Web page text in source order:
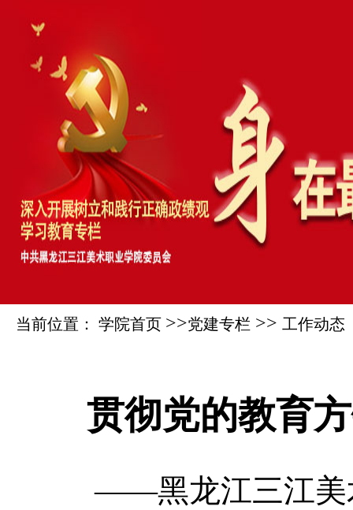
当前位置： 学院首页 >>党建专栏 >> 工作动态
贯彻党的教育
——黑龙江三江美